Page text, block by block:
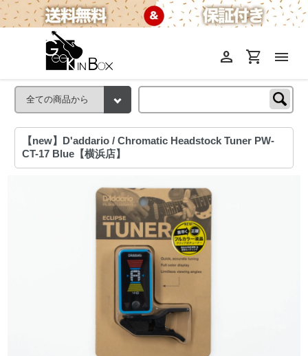
menu
shopping_cart
person
【new】D'addario / Chromatic Headstock Tuner PW-
CT-17 Blue【横浜店】